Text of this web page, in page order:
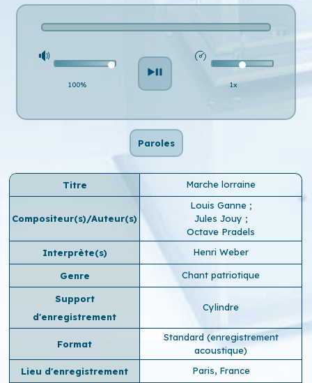
100% 1x
Paroles
Titre Marche lorraine
Compositeur(s)/Auteur(s)
Louis Ganne ;
Jules Jouy ;
Octave Pradels
Interprète(s)
Henri Weber
Genre Chant patriotique
Support
d'enregistrement
Cylindre
Format
Standard (enregistrement
acoustique)
Lieu d'enregistrement
Paris, France